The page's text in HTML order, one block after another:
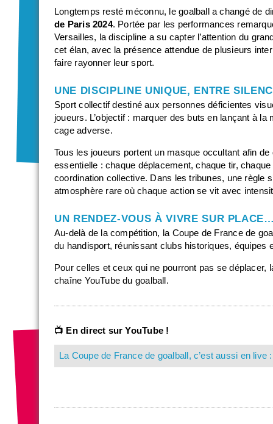
Longtemps resté méconnu, le goalball a changé de
de Paris 2024. Portée par les performances
Versailles, la discipline a su capter l’attention du
cet élan, avec la présence attendue de plusieurs
faire rayonner leur sport.
UNE DISCIPLINE UNIQUE, ENTRE
Sport collectif destiné aux personnes déficientes
joueurs. L’objectif : marquer des buts en lançant à
cage adverse.
Tous les joueurs portent un masque occultant afin de
essentielle : chaque déplacement, chaque tir,
coordination collective. Dans les tribunes, une règle
atmosphère rare où chaque action se vit avec
UN RENDEZ-VOUS À VIVRE SUR
Au-delà de la compétition, la Coupe de France de
du handisport, réunissant clubs historiques, équipes
Pour celles et ceux qui ne pourront pas se
chaîne YouTube du goalball.
📺 En direct sur YouTube !
La Coupe de France de goalball, c’est aussi en live